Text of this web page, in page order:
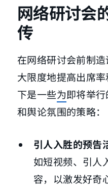
网络研讨会
传
在网络研讨会前制
大限度地提高出席
下是一些为即将举
和舆论氛围的策略：
引人入胜的预告
如短视频、引人
容，以激发好奇